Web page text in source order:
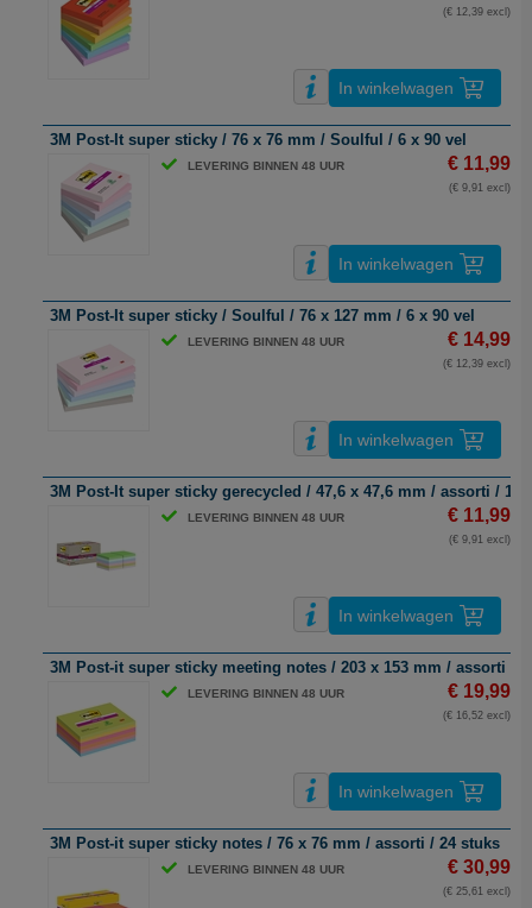
(€ 12,39 excl)
In winkelwagen
3M Post-It super sticky / 76 x 76 mm / Soulful / 6 x 90 vel
LEVERING BINNEN 48 UUR € 11,99
(€ 9,91 excl)
In winkelwagen
3M Post-It super sticky / Soulful / 76 x 127 mm / 6 x 90 vel
LEVERING BINNEN 48 UUR € 14,99
(€ 12,39 excl)
In winkelwagen
3M Post-It super sticky gerecycled / 47,6 x 47,6 mm / assorti / 12
LEVERING BINNEN 48 UUR € 11,99
(€ 9,91 excl)
In winkelwagen
3M Post-it super sticky meeting notes / 203 x 153 mm / assorti / 6
LEVERING BINNEN 48 UUR € 19,99
(€ 16,52 excl)
In winkelwagen
3M Post-it super sticky notes / 76 x 76 mm / assorti / 24 stuks
LEVERING BINNEN 48 UUR € 30,99
(€ 25,61 excl)